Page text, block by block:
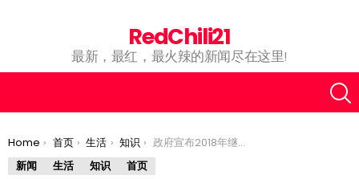
RedChili21
最新，最红，最火辣的新闻尽在这里!
You are here:
Home 首页 生活 知识
政府宣布2018年继续推出MyDeposit计划! 最高可获得RM30,000房屋头期！
新闻
生活 知识 首页